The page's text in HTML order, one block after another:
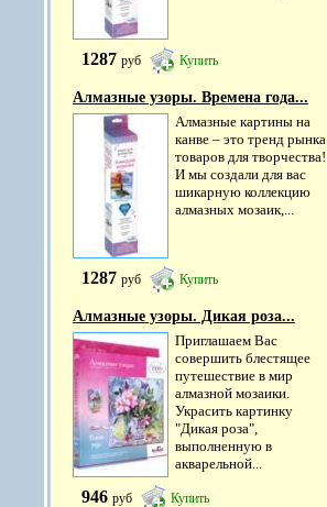
1287 руб Купить
Алмазные узоры. Времена года...
Алмазные картины на
канве – это тренд рынка
товаров для творчества!
И мы создали для вас
шикарную коллекцию
алмазных мозаик,...
1287 руб Купить
Алмазные узоры. Дикая роза...
Приглашаем Вас
совершить блестящее
путешествие в мир
алмазной мозаики.
Украсить картинку
"Дикая роза",
выполненную в
акварельной...
946 руб Купить